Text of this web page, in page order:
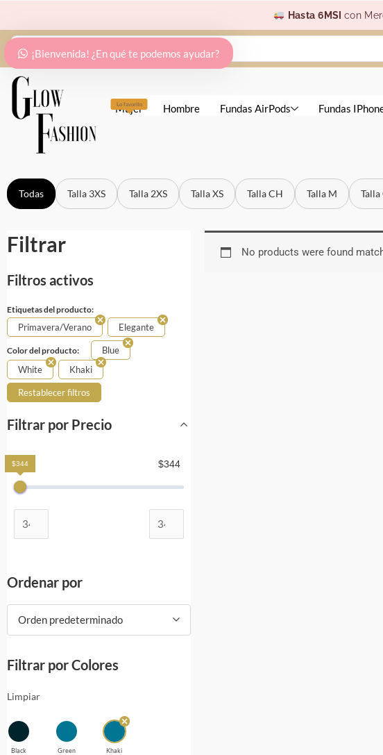
al
contenido
Hasta 6MSIcon
Search
Lo favorito
Mujer Hombre Fundas AirPods Fundas
Todas Talla 3XS Talla 2XS Talla XS Talla CH Talla M Talla
Filtrar
Filtros activos
Etiquetas del producto:
Primavera/Verano Elegante
Color del producto:
Blue
White
Khaki
Restablecer filtros
Filtrar por Precio
$344
$344
Ordenar por
Orden predeterminado
Filtrar por Colores
Limpiar
Black Green Khaki
No products were found
¡Bienvenida! ¿En qué te podemos ayudar?